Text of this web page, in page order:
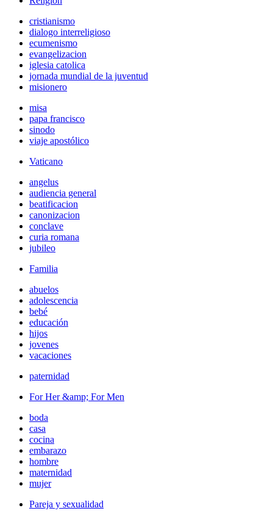
cristianismo
dialogo interreligioso
ecumenismo
evangelizacion
iglesia catolica
jornada mundial de la juventud
misionero
misa
papa francisco
sinodo
viaje apostólico
Vaticano
angelus
audiencia general
beatificacion
canonizacion
conclave
curia romana
jubileo
Familia
abuelos
adolescencia
bebé
educación
hijos
jovenes
vacaciones
paternidad
For Her &amp; For Men
boda
casa
cocina
embarazo
hombre
maternidad
mujer
Pareja y sexualidad